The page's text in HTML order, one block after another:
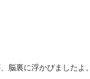
脳裏に浮かびましたよ。